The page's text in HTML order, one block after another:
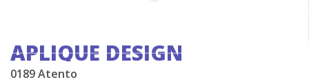
APLIQUE DESIGN
0189 Atento